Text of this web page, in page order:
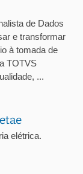
de Dados
e transformar
à tomada de
TOTVS
...
elétrica.